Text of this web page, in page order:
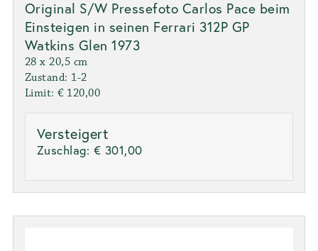
Original S/W Pressefoto Carlos Pace beim
Einsteigen in seinen Ferrari 312P GP
Watkins Glen 1973
28 x 20,5 cm
Zustand: 1-2
Limit: € 120,00
Versteigert
Zuschlag: € 301,00